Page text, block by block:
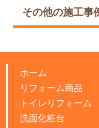
その他の施工事
ホーム
リフォーム商品
トイレリフォーム
洗面化粧台